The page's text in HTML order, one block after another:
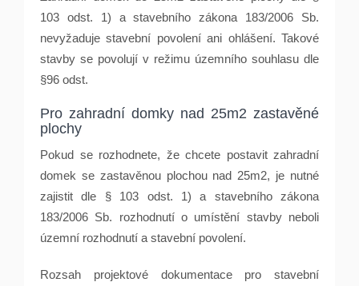
103 odst. 1) a stavebního zákona 183/2006 Sb.
nevyžaduje stavební povolení ani ohlášení. Takové
stavby se povolují v režimu územního souhlasu dle
§96 odst.
Pro zahradní domky nad 25m2 zastavěné
plochy
Pokud se rozhodnete, že chcete postavit zahradní
domek se zastavěnou plochou nad 25m2, je nutné
zajistit dle § 103 odst. 1) a stavebního zákona
183/2006 Sb. rozhodnutí o umístění stavby neboli
územní rozhodnutí a stavební povolení.
Rozsah projektové dokumentace pro stavební